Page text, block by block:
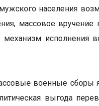
населения
массовое вручение
исполнения
военные сборы
выгода